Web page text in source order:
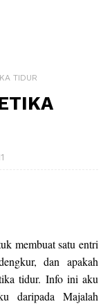
TIDUR
membuat satu entri
dan apakah
tidur. Info ini aku
daripada Majalah